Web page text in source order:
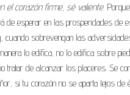
el corazón firme, sé valiente.
de esperar en las prosperidades de
cuando sobrevengan las
lo edifica, no lo edifica sobre
tratar de alcanzar los placeres. Se
si tu corazón no se aparta lejos